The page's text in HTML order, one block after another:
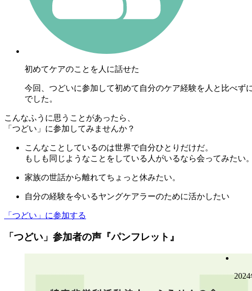
初めてケアのことを人に話せた
今回、つどいに参加して初めて自分のケア経験を人と比べ
でした。
こんなふうに思うことがあったら、
「つどい」に参加してみませんか？
こんなことしているのは世界で自分ひとりだけだ。
もしも同じようなことをしている人がいるなら会ってみたい。
家族の世話から離れてちょっと休みたい。
自分の経験を今いるヤングケアラーのために活かしたい
「つどい」に参加する
「つどい」参加者の声『パンフレット』